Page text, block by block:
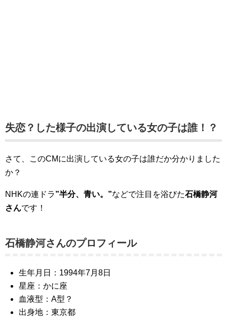
失恋？した様子の出演している女の子は誰！？
さて、このCMに出演している女の子は誰だか分かりました
か？
NHKの連ドラ”半分、青い。”などで注目を浴びた石橋静河
さんです！
石橋静河さんのプロフィール
生年月日：1994年7月8日
星座：かに座
血液型：A型？
出身地：東京都